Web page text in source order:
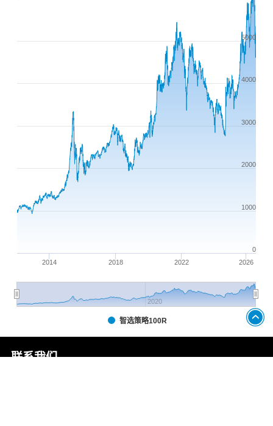
2014 2018 2022 2026
2020
1000
2000
3000
4000
5000
0
智选策略100R
联系我们